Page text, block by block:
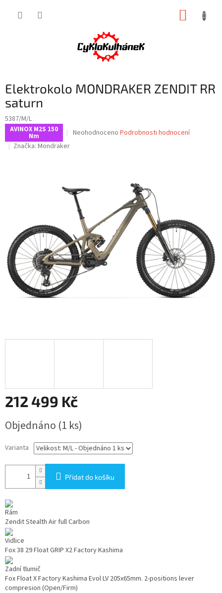
Elektrokolo MONDRAKER ZENDIT RR
saturn
5387/M/L
AVINOX M2S 150
Nm
Průměrné
5
hvězdiček.
Neohodnoceno Podrobnosti hodnocení
Značka: Mondraker
212 499 Kč
cena:
Objednáno (1 ks)
Varianta
Přidat do košíku
Rám
Zendit Stealth Air full Carbon
Vidlice
Fox 38 29 Float GRIP X2 Factory Kashima
Zadní tlumič
Fox Float X Factory Kashima Evol LV 205x65mm. 2-positions lever
compresion (Open/Firm)